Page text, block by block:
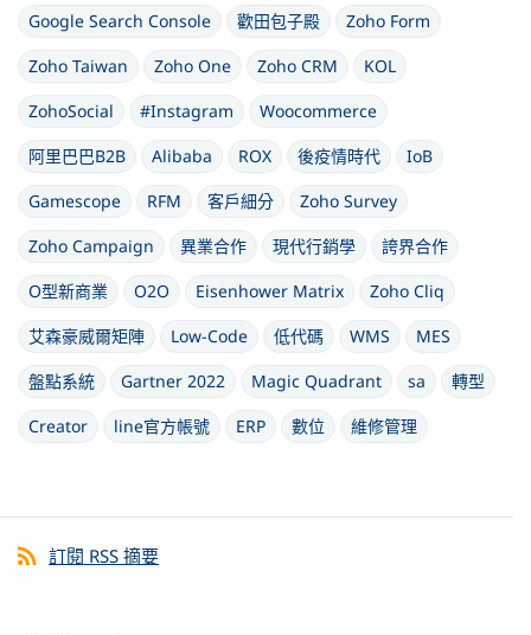
Google Search Console
歡田包子殿
Zoho Form
Zoho Taiwan
Zoho One Zoho CRM
KOL
ZohoSocial
#Instagram
Woocommerce
阿里巴巴B2B
Alibaba ROX 後疫情時代
IoB
Gamescope
RFM 客戶細分
Zoho Survey
Zoho Campaign
異業合作 現代行銷學
誇界合作
O型新商業
O2O Eisenhower Matrix
Zoho Cliq
艾森豪威爾矩陣
Low-Code 低代碼 WMS
MES
盤點系統
Gartner 2022 Magic Quadrant sa
轉型
Creator
line官方帳號 ERP 數位 維修管理
訂閱 RSS 摘要